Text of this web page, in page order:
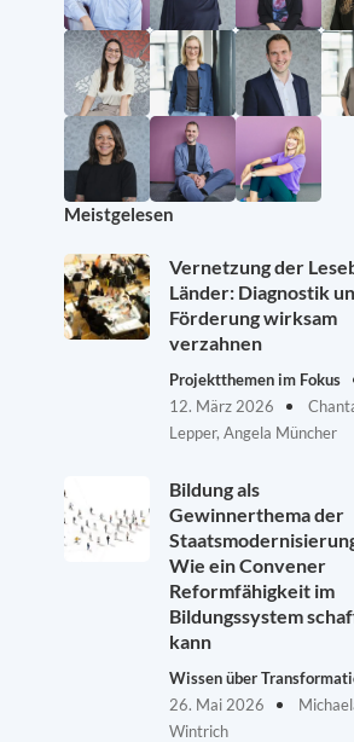
Meistgelesen
Vernetzung der
Länder: Diagnostik
Förderung wirksam
verzahnen
Projektthemen im Fokus
12. März 2026
Lepper, Angela Müncher
Bildung als
Gewinnerthema der
Wie ein Convener
Reformfähigkeit im
Bildungssystem
kann
Wissen über
26. Mai 2026
Wintrich